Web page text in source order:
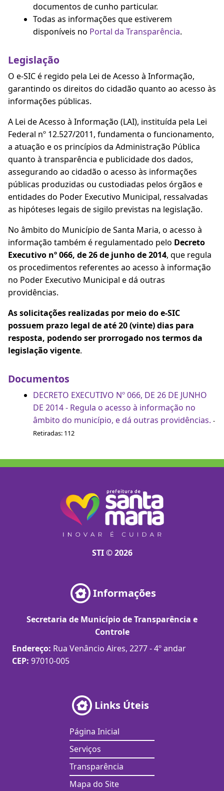
documentos de cunho particular.
Todas as informações que estiverem
disponíveis no Portal da Transparência.
Legislação
O e-SIC é regido pela Lei de Acesso à Informação,
garantindo os direitos do cidadão quanto ao acesso às
informações públicas.
A Lei de Acesso à Informação (LAI), instituída pela Lei
Federal nº 12.527/2011, fundamenta o funcionamento,
a atuação e os princípios da Administração Pública
quanto à transparência e publicidade dos dados,
assegurando ao cidadão o acesso às informações
públicas produzidas ou custodiadas pelos órgãos e
entidades do Poder Executivo Municipal, ressalvadas
as hipóteses legais de sigilo previstas na legislação.
No âmbito do Município de Santa Maria, o acesso à
informação também é regulamentado pelo Decreto
Executivo nº 066, de 26 de junho de 2014, que regula
os procedimentos referentes ao acesso à informação
no Poder Executivo Municipal e dá outras
providências.
As solicitações realizadas por meio do e-SIC
possuem prazo legal de até 20 (vinte) dias para
resposta, podendo ser prorrogado nos termos da
legislação vigente.
Documentos
DECRETO EXECUTIVO Nº 066, DE 26 DE JUNHO
DE 2014 - Regula o acesso à informação no
âmbito do município, e dá outras providências. -
Retiradas: 112
STI © 2026
Informações
Secretaria de Município de Transparência e
Controle
Endereço: Rua Venâncio Aires, 2277 - 4º andar
CEP: 97010-005
Links Úteis
Página Inicial
Serviços
Transparência
Mapa do Site